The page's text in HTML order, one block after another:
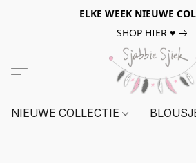
ELKE WEEK NIEUWE
SHOP HIER ♥
NIEUWE COLLECTIE